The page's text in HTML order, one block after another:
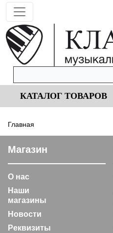
КАТАЛОГ ТОВАРОВ
Главная
Магазин
О нас
Наши
магазины
Новости
Реквизиты